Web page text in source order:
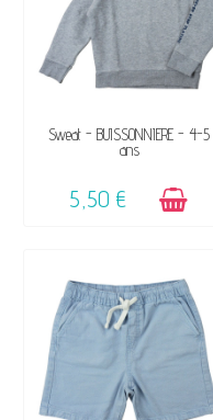
DISPONIBLE
Sweat - BUISSONNIERE - 4-5
ans
5,50 €